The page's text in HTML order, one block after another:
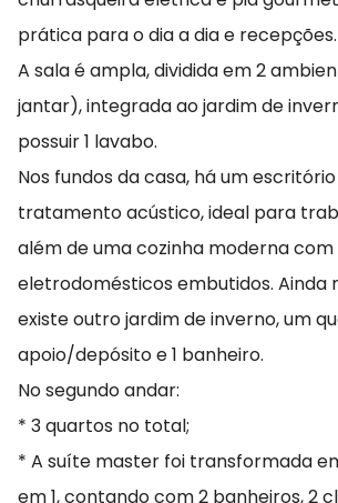
prática para o dia a dia e recepções.
A sala é ampla, dividida em 2
jantar), integrada ao jardim de
possuir 1 lavabo.
Nos fundos da casa, há um
tratamento acústico, ideal para
além de uma cozinha moderna com
eletrodomésticos embutidos. Ainda
existe outro jardim de inverno, um
apoio/depósito e 1 banheiro.
No segundo andar:
* 3 quartos no total;
* A suíte master foi transformada
em 1, contando com 2 banheiros, 2